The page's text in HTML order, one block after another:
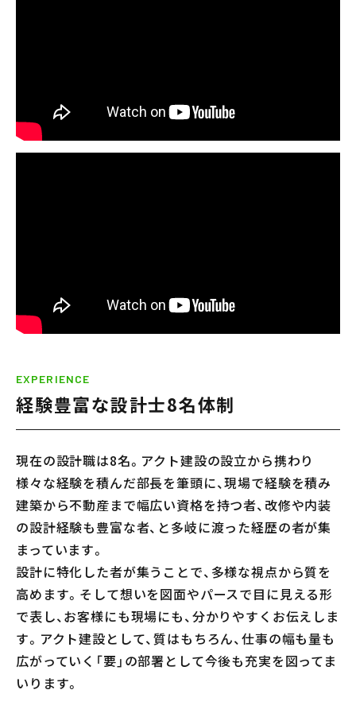
EXPERIENCE
経験豊富な設計士8名体制
現在の設計職は8名。アクト建設の設立から携わり
様々な経験を積んだ部長を筆頭に、現場で経験を積み
建築から不動産まで幅広い資格を持つ者、改修や内装
の設計経験も豊富な者、と多岐に渡った経歴の者が集
まっています。
設計に特化した者が集うことで、多様な視点から質を
高めます。そして想いを図面やパースで目に見える形
で表し、お客様にも現場にも、分かりやすくお伝えしま
す。アクト建設として、質はもちろん、仕事の幅も量も
広がっていく「要」の部署として今後も充実を図ってま
いります。